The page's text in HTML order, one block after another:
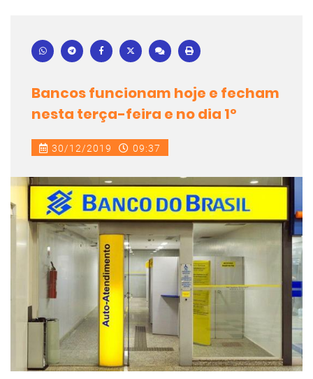
Bancos funcionam hoje e fecham
nesta terça-feira e no dia 1º
30/12/2019 09:37